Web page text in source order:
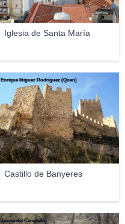
Iglesia de Santa María
Castillo de Banyeres
Enrique Íñiguez Rodríguez (Qoan)
Jaume del Campello